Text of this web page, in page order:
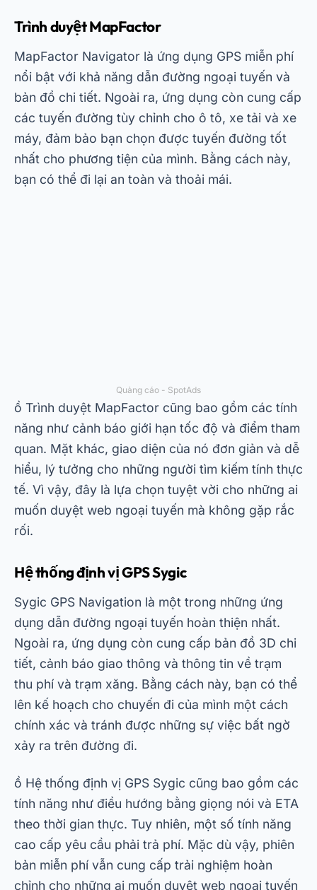
Trình duyệt MapFactor
MapFactor Navigator là ứng dụng GPS miễn phí
nổi bật với khả năng dẫn đường ngoại tuyến và
bản đồ chi tiết. Ngoài ra, ứng dụng còn cung cấp
các tuyến đường tùy chỉnh cho ô tô, xe tải và xe
máy, đảm bảo bạn chọn được tuyến đường tốt
nhất cho phương tiện của mình. Bằng cách này,
bạn có thể đi lại an toàn và thoải mái.
Quảng cáo - SpotAds
ồ Trình duyệt MapFactor cũng bao gồm các tính
năng như cảnh báo giới hạn tốc độ và điểm tham
quan. Mặt khác, giao diện của nó đơn giản và dễ
hiểu, lý tưởng cho những người tìm kiếm tính thực
tế. Vì vậy, đây là lựa chọn tuyệt vời cho những ai
muốn duyệt web ngoại tuyến mà không gặp rắc
rối.
Hệ thống định vị GPS Sygic
Sygic GPS Navigation là một trong những ứng
dụng dẫn đường ngoại tuyến hoàn thiện nhất.
Ngoài ra, ứng dụng còn cung cấp bản đồ 3D chi
tiết, cảnh báo giao thông và thông tin về trạm
thu phí và trạm xăng. Bằng cách này, bạn có thể
lên kế hoạch cho chuyến đi của mình một cách
chính xác và tránh được những sự việc bất ngờ
xảy ra trên đường đi.
ồ Hệ thống định vị GPS Sygic cũng bao gồm các
tính năng như điều hướng bằng giọng nói và ETA
theo thời gian thực. Tuy nhiên, một số tính năng
cao cấp yêu cầu phải trả phí. Mặc dù vậy, phiên
bản miễn phí vẫn cung cấp trải nghiệm hoàn
chỉnh cho những ai muốn duyệt web ngoại tuyến